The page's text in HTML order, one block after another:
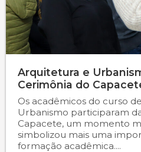
Arquitetura e
Cerimônia do
Os acadêmicos do curso
Urbanismo participaram
Capacete, um momento
simbolizou mais uma
formação acadêmica....